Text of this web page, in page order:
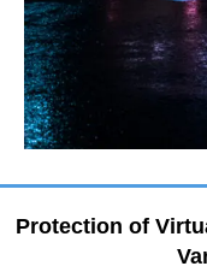
Protection of